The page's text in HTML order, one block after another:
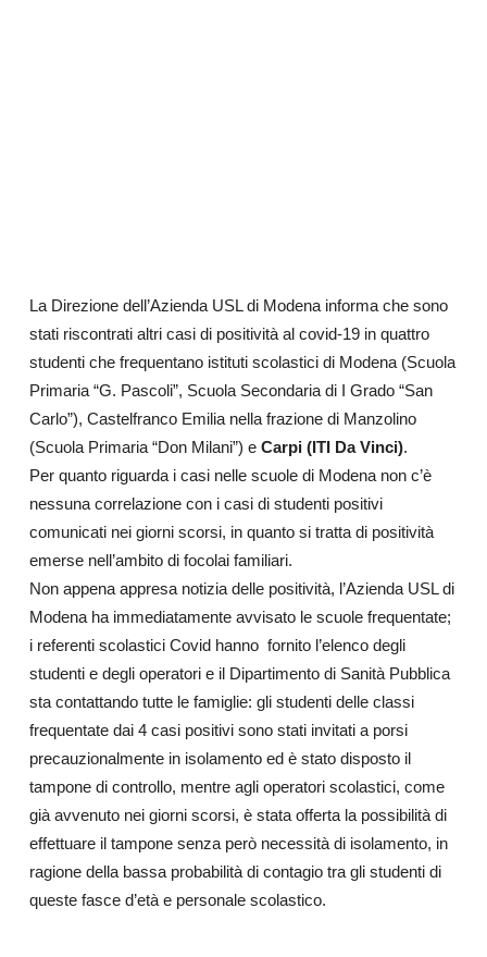
La Direzione dell’Azienda USL di Modena informa che sono
stati riscontrati altri casi di positività al covid-19 in quattro
studenti che frequentano istituti scolastici di Modena (Scuola
Primaria “G. Pascoli”, Scuola Secondaria di I Grado “San
Carlo”), Castelfranco Emilia nella frazione di Manzolino
(Scuola Primaria “Don Milani”) e Carpi (ITI Da Vinci).
Per quanto riguarda i casi nelle scuole di Modena non c’è
nessuna correlazione con i casi di studenti positivi
comunicati nei giorni scorsi, in quanto si tratta di positività
emerse nell’ambito di focolai familiari.
Non appena appresa notizia delle positività, l’Azienda USL di
Modena ha immediatamente avvisato le scuole frequentate;
i referenti scolastici Covid hanno fornito l’elenco degli
studenti e degli operatori e il Dipartimento di Sanità Pubblica
sta contattando tutte le famiglie: gli studenti delle classi
frequentate dai 4 casi positivi sono stati invitati a porsi
precauzionalmente in isolamento ed è stato disposto il
tampone di controllo, mentre agli operatori scolastici, come
già avvenuto nei giorni scorsi, è stata offerta la possibilità di
effettuare il tampone senza però necessità di isolamento, in
ragione della bassa probabilità di contagio tra gli studenti di
queste fasce d’età e personale scolastico.